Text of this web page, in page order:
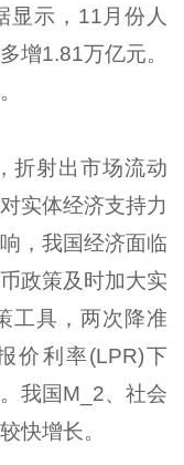
显示，11月份人
增1.81万亿元。
折射出市场流动
实体经济支持力
，我国经济面临
政策及时加大实
工具，两次降准
价利率(LPR)下
我国M_2、社会
快增长。